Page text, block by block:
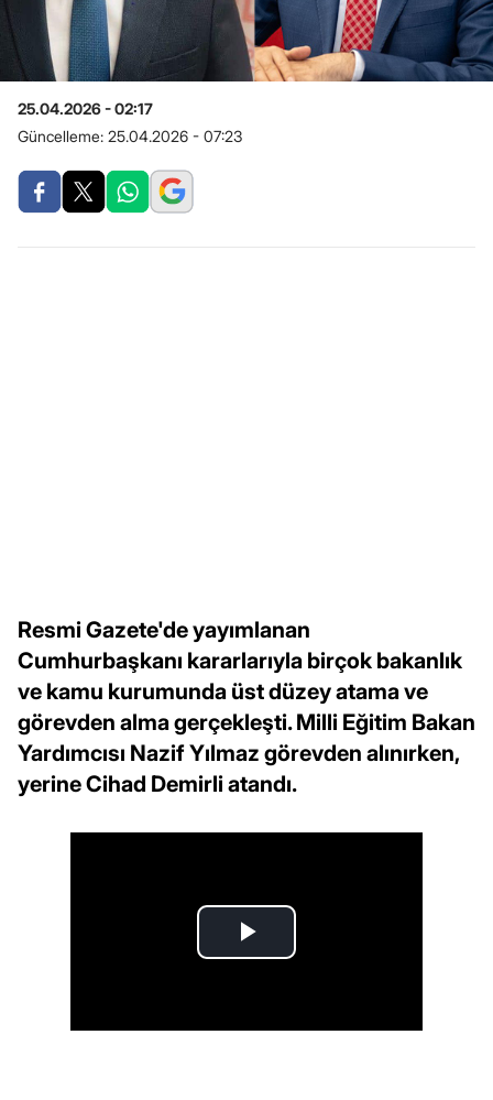
25.04.2026 - 02:17
Güncelleme: 25.04.2026 - 07:23
Resmi Gazete'de yayımlanan
Cumhurbaşkanı kararlarıyla birçok bakanlık
ve kamu kurumunda üst düzey atama ve
görevden alma gerçekleşti. Milli Eğitim Bakan
Yardımcısı Nazif Yılmaz görevden alınırken,
yerine Cihad Demirli atandı.